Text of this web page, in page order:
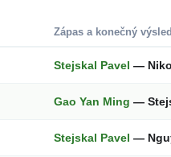
Zápas a konečný
Stejskal Pavel —
Gao Yan Ming —
Stejskal Pavel —